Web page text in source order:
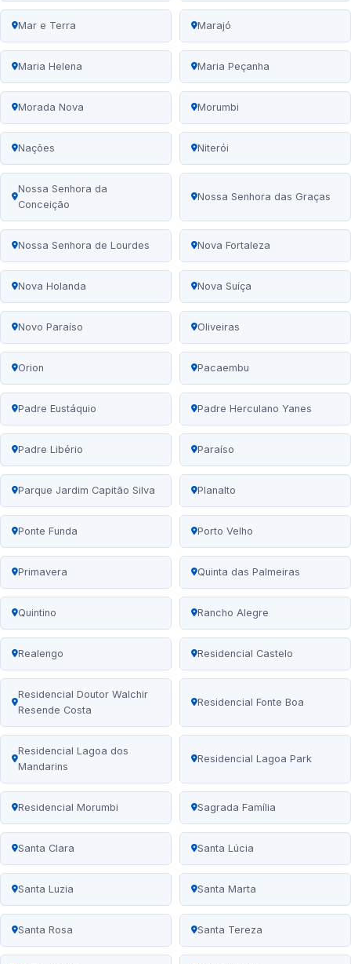
Mar e Terra Marajó
Maria Helena Maria Peçanha
Morada Nova Morumbi
Nações Niterói
Nossa Senhora da
Conceição
Nossa Senhora das Graças
Nossa Senhora de Lourdes Nova Fortaleza
Nova Holanda Nova Suíça
Novo Paraíso Oliveiras
Orion Pacaembu
Padre Eustáquio Padre Herculano Yanes
Padre Libério Paraíso
Parque Jardim Capitão Silva Planalto
Ponte Funda Porto Velho
Primavera Quinta das Palmeiras
Quintino Rancho Alegre
Realengo Residencial Castelo
Residencial Doutor Walchir
Resende Costa
Residencial Fonte Boa
Residencial Lagoa dos
Mandarins
Residencial Lagoa Park
Residencial Morumbi Sagrada Família
Santa Clara Santa Lúcia
Santa Luzia Santa Marta
Santa Rosa Santa Tereza